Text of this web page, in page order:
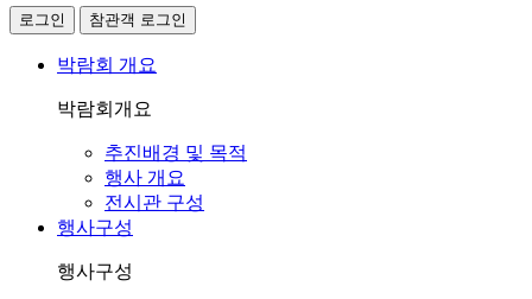
로그인 참관객 로그인
박람회 개요
박람회개요
추진배경 및 목적
행사 개요
전시관 구성
행사구성
행사구성